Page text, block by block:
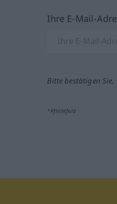
Ihre E-Mail-
Bitte bestätigen
*Pflichtfeld